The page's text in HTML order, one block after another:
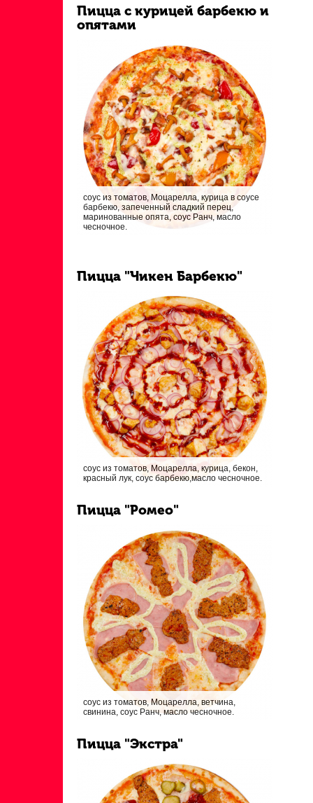
Пицца с курицей барбекю и
опятами
соус из томатов, Моцарелла, курица в соусе
барбекю, запеченный сладкий перец,
маринованные опята, соус Ранч, масло
чесночное.
Пицца "Чикен Барбекю"
соус из томатов, Моцарелла, курица, бекон,
красный лук, соус барбекю,масло чесночное.
Пицца "Ромео"
соус из томатов, Моцарелла, ветчина,
свинина, соус Ранч, масло чесночное.
Пицца "Экстра"